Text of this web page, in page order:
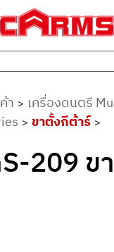
ทุกชนิด ตั้งแต่เริ่มต้นถึงมืออ
า > เครื่องดนตรี
> ขาตั้งกีต้าร์>
209 ข